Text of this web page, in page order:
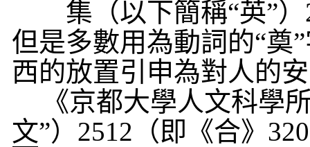
集（以下簡稱“英”）
但是多數用為動詞的“奠
西的放置引申為對人的
《京都大學人文科學
文”） 2512 （即《合》